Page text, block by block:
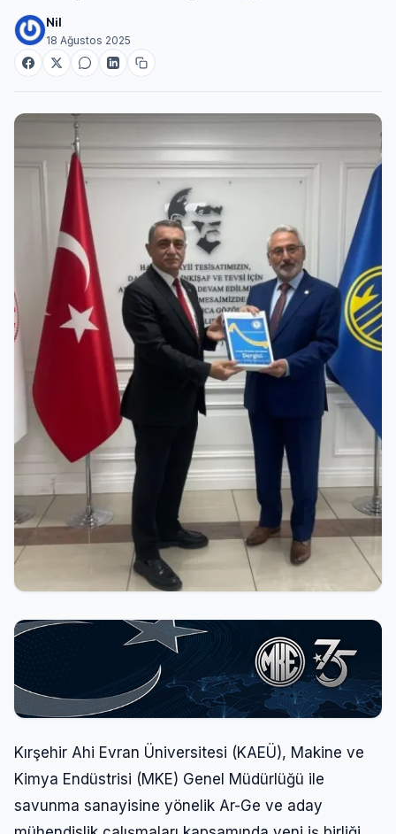
Nil
18 Ağustos 2025
Kırşehir Ahi Evran Üniversitesi (KAEÜ), Makine ve
Kimya Endüstrisi (MKE) Genel Müdürlüğü ile
savunma sanayisine yönelik Ar-Ge ve aday